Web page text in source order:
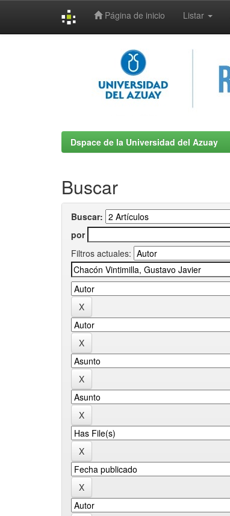
Página de inicio Listar
Dspace de la Universidad del Azuay
Buscar
Buscar:
por
Filtros actuales: